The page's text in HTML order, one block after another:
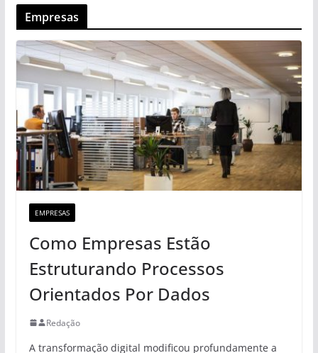
Empresas
EMPRESAS
Como Empresas Estão
Estruturando Processos
Orientados Por Dados
Redação
A transformação digital modificou profundamente a